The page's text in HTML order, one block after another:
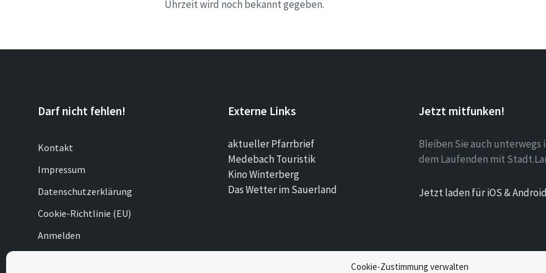
Cookie-Zustimmung verwalten
Uhrzeit wird noch bekannt gegeben.
Darf nicht fehlen!
Kontakt
Impressum
Datenschutzerklärung
Cookie-Richtlinie (EU)
Anmelden
Externe Links
aktueller Pfarrbrief
Medebach Touristik
Kino Winterberg
Das Wetter im Sauerland
Jetzt mitfunken!
Bleiben Sie auch unterwegs
dem Laufenden mit
Jetzt laden für iOS & Android